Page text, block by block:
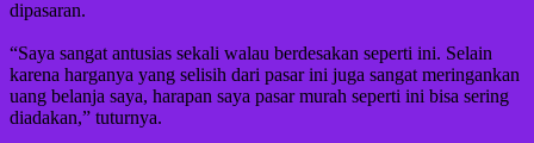
dipasaran.
“Saya sangat antusias sekali walau berdesakan seperti ini. Selain
karena harganya yang selisih dari pasar ini juga sangat meringankan
uang belanja saya, harapan saya pasar murah seperti ini bisa sering
diadakan,” tuturnya.